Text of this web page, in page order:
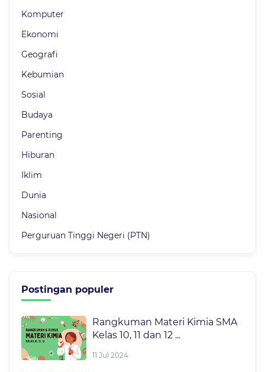
Komputer
Ekonomi
Geografi
Kebumian
Sosial
Budaya
Parenting
Hiburan
Iklim
Dunia
Nasional
Perguruan Tinggi Negeri (PTN)
Postingan populer
Rangkuman Materi Kimia SMA
Kelas 10, 11 dan 12 ...
11 Jul 2024